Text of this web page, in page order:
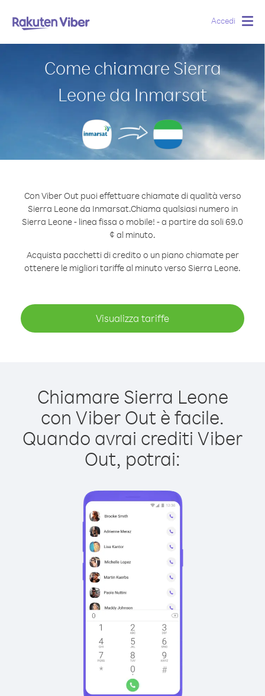
Accedi
Come chiamare Sierra
Leone da Inmarsat
Con Viber Out puoi effettuare chiamate di qualità verso
Sierra Leone da Inmarsat.Chiama qualsiasi numero in
Sierra Leone - linea fissa o mobile! - a partire da soli 69.0
¢ al minuto.
Acquista pacchetti di credito o un piano chiamate per
ottenere le migliori tariffe al minuto verso Sierra Leone.
Visualizza tariffe
Chiamare Sierra Leone
con Viber Out è facile.
Quando avrai crediti Viber
Out, potrai: